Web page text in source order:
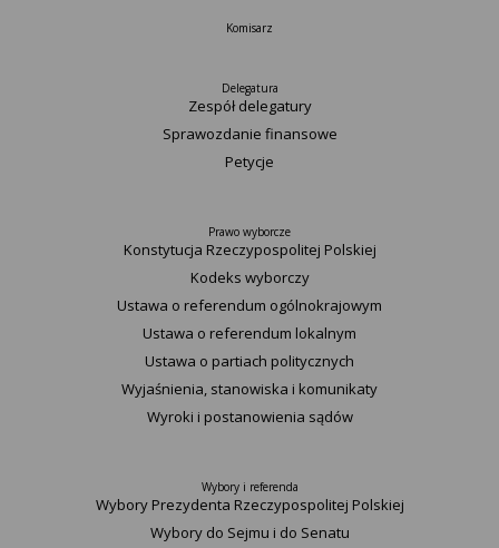
Komisarz
Delegatura
Zespół delegatury
Sprawozdanie finansowe
Petycje
Prawo wyborcze
Konstytucja Rzeczypospolitej Polskiej​
Kodeks wyborczy
Ustawa o referendum ogólnokrajowym
Ustawa o referendum lokalnym
Ustawa o partiach politycznych
Wyjaśnienia, stanowiska i komunikaty
Wyroki i postanowienia sądów
Wybory i referenda
Wybory Prezydenta Rzeczypospolitej Polskiej
Wybory do Sejmu i do Senatu